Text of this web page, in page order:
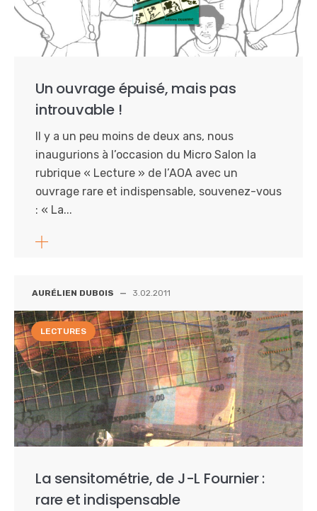
Un ouvrage épuisé, mais pas
introuvable !
Il y a un peu moins de deux ans, nous
inaugurions à l’occasion du Micro Salon la
rubrique « Lecture » de l’AOA avec un
ouvrage rare et indispensable, souvenez-vous
: « La...
AURÉLIEN DUBOIS — 3.02.2011
LECTURES
La sensitométrie, de J-L Fournier :
rare et indispensable